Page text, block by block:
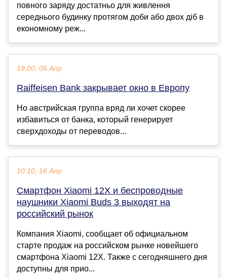
повного заряду достатньо для живлення
середнього будинку протягом доби або двох діб в
економному реж...
19:00, 06 Апр
Raiffeisen Bank закрывает окно в Европу
Но австрийская группа вряд ли хочет скорее
избавиться от банка, который генерирует
сверхдоходы от переводов...
10:10, 16 Апр
Смартфон Xiaomi 12X и беспроводные
наушники Xiaomi Buds 3 выходят на
российский рынок
Компания Xiaomi, сообщает об официальном
старте продаж на российском рынке новейшего
смартфона Xiaomi 12X. Также с сегодняшнего дня
доступны для прио...